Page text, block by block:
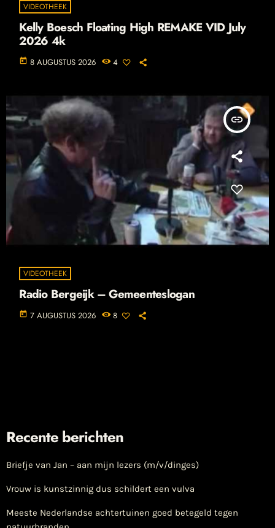
VIDEOTHEEK
Kelly Boesch Floating High REMAKE VID July
2026 4k
today 8 AUGUSTUS 2026 4
insert_link
VIDEOTHEEK
Radio Bergeijk – Gemeenteslogan
today 7 AUGUSTUS 2026 8
Recente berichten
Briefje van Jan – aan mijn lezers (m/v/dinges)
Vrouw is kunstzinnig dus schildert een vulva
Meeste Nederlandse achtertuinen goed betegeld tegen